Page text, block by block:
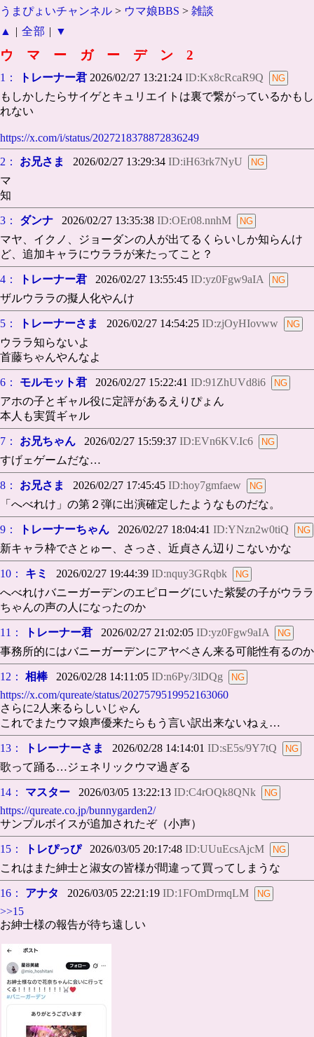
うまぴょいチャンネル > ウマ娘BBS > 雑談
▲
| 全部 | ▼
ウ マ ー ガ ー デ ン 2
1： トレーナー君 2026/02/27 13:21:24 ID:Kx8cRcaR9Q
もしかしたらサイゲとキュリエイトは裏で繋がっているかもし
れない
https://x.com/i/status/2027218378872836249
2：
お兄さま 2026/02/27 13:29:34 ID:iH63rk7NyU
マ
知
3： ダンナ 2026/02/27 13:35:38 ID:OEr08.nnhM
マヤ、イクノ、ジョーダンの人が出てるくらいしか知らんけ
ど、追加キャラにウララが来たってこと？
4： トレーナー君 2026/02/27 13:55:45 ID:yz0Fgw9aIA
ザルウララの擬人化やんけ
5： トレーナーさま 2026/02/27 14:54:25 ID:zjOyHIovww
ウララ知らないよ
首藤ちゃんやんなよ
6： モルモット君 2026/02/27 15:22:41 ID:91ZhUVd8i6
アホの子とギャル役に定評があるえりぴょん
本人も実質ギャル
7： お兄ちゃん 2026/02/27 15:59:37 ID:EVn6KV.Ic6
すげェゲームだな…
8： お兄さま 2026/02/27 17:45:45 ID:hoy7gmfaew
「へべれけ」の第２弾に出演確定したようなものだな。
9： トレーナーちゃん 2026/02/27 18:04:41 ID:YNzn2w0tiQ
新キャラ枠でさとゅー、さっさ、近貞さん辺りこないかな
10： キミ 2026/02/27 19:44:39 ID:nquy3GRqbk
へべれけバニーガーデンのエピローグにいた紫髪の子がウララ
ちゃんの声の人になったのか
11： トレーナー君 2026/02/27 21:02:05 ID:yz0Fgw9aIA
事務所的にはバニーガーデンにアヤベさん来る可能性有るのか
12： 相棒2026/02/28 14:11:05 ID:n6Py/3lDQg
https://x.com/qureate/status/2027579519952163060
さらに2人来るらしいじゃん
これでまたウマ娘声優来たらもう言い訳出来ないねぇ…
13： トレーナーさま 2026/02/28 14:14:01 ID:sE5s/9Y7tQ
歌って踊る…ジェネリックウマ過ぎる
14： マスター 2026/03/05 13:22:13 ID:C4rOQk8QNk
https://qureate.co.jp/bunnygarden2/
サンプルボイスが追加されたぞ（小声）
15： トレぴっぴ2026/03/05 20:17:48 ID:UUuEcsAjcM
これはまた紳士と淑女の皆様が間違って買ってしまうな
16： アナタ 2026/03/05 22:21:19 ID:1FOmDrmqLM
>>15
お紳士様の報告が待ち遠しい